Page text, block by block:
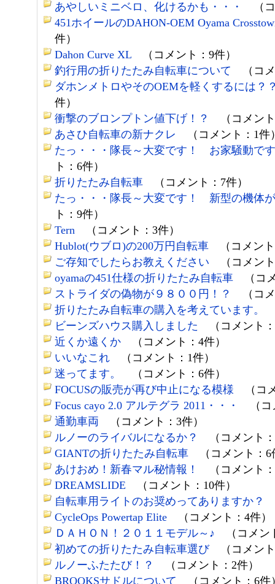
あやしいミニベロ、化けるかも・・・
（コ
451ホイールのDAHON-OEM Oyama
件）
Dahon Curve XL （コメント：9件）
釣行用の折りたたみ自転車について （コメ
ダホンメトロやそのOEMを軽くするには？
件）
衝撃のブロンプトン値下げ！？
（コメン
あさひ自転車の新ナクレ （コメント：1件
たっ・・・隊長～大変です！ お家騒動で
ト：6件）
折りたたみ自転車 （コメント：7件）
たっ・・・隊長～大変です！ 新型の機体
ト：9件）
Tern （コメント：3件）
Hublot(ウブロ)の200万円自転車 （コメン
ご存知でしたらお教えください （コメン
oyamaの451仕様の折りたたみ自転車 （コ
ストライダの偽物が９８００円！？
（コメ
折りたたみ自転車の購入を考えています。
ビーンズハウス購入しました （コメント
近くか遠くか （コメント：4件）
いいなこれ （コメント：1件）
迷ってます。
（コメント：6件）
FOCUSの販売が再び中止になる模様 （コ
Focus cayo 2.0 アルテグラ 2011・・・
（コ
通勤車両 （コメント：3件）
ルノーのライバルになるか？
（コメント
GIANTの折りたたみ自転車 （コメント：6
あけおめ！新春マル秘情報！
（コメント
DREAMSLIDE （コメント：10件）
自転車用ライトのお奨めってありますか？
CycleOps Powertap Elite （コメント：4件）
ＤＡＨＯＮ！２０１１モデル～♪ （コメン
初めての折りたたみ自転車選び（コメント
ルノーふたたび！？
（コメント：2件）
BROOKSサドルについて （コメント：6件